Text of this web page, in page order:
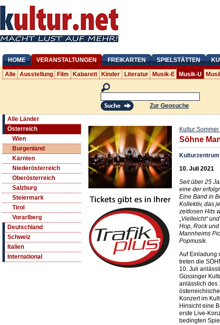
HOME VERANSTALTUNGEN FREIKARTEN SPIELSTÄTTEN
Alle Ausstellung Film Kabarett Kinder Literatur Musik-E Musik-U
Zur Geosuche
Alle Länder
Österreich
Wien
Burgenland
Kärnten
Niederösterreich
Oberösterreich
Salzburg
Steiermark
Tirol
Vorarlberg
Deutschland
Schweiz
Italien
International
Kultur
Söhne
10. Juli 2021
Seit über 25
eine der
Eine Band in
Kollektiv, das
zeitlosen Hits
„Vielleicht“
Hop, Rock
Mannheims
Popmusik.
Auf Einladung
treten die
10. Juli
Güssinger
anlässlich des
Konzert im
Hinsicht eine
erste Live-
bedingten